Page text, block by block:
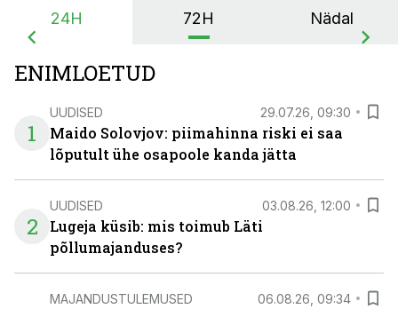
24H 72H Nädal
ENIMLOETUD
1
UUDISED 29.07.26, 09:30
Maido Solovjov: piimahinna riski ei saa
lõputult ühe osapoole kanda jätta
2
UUDISED 03.08.26, 12:00
Lugeja küsib: mis toimub Läti
põllumajanduses?
MAJANDUSTULEMUSED 06.08.26, 09:34